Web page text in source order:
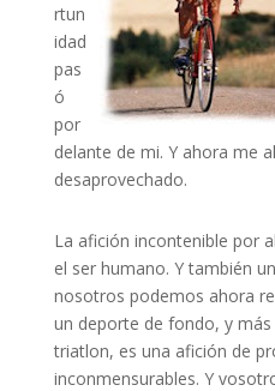
rtun
idad
pas
ó
por
delante de mi. Y ahora me
desaprovechado.
La afición incontenible por
el ser humano. Y también
nosotros podemos ahora
un deporte de fondo, y
triatlon, es una afición de
inconmensurables. Y